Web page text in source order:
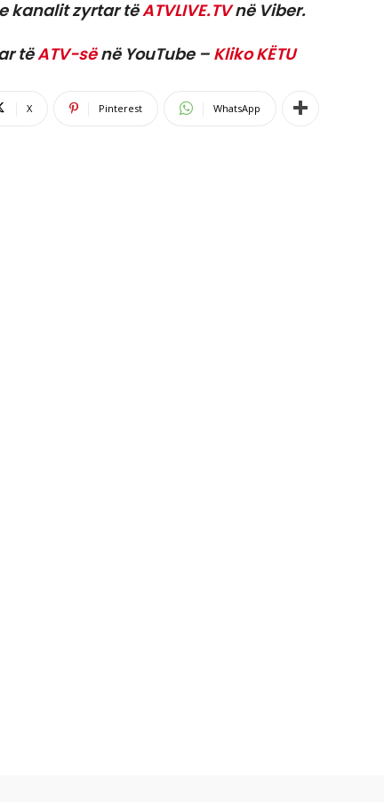
kanalit zyrtar tëATVLIVE.TVnë Viber.
tëATV-sënë YouTube – Kliko KËTU
X Pinterest WhatsApp